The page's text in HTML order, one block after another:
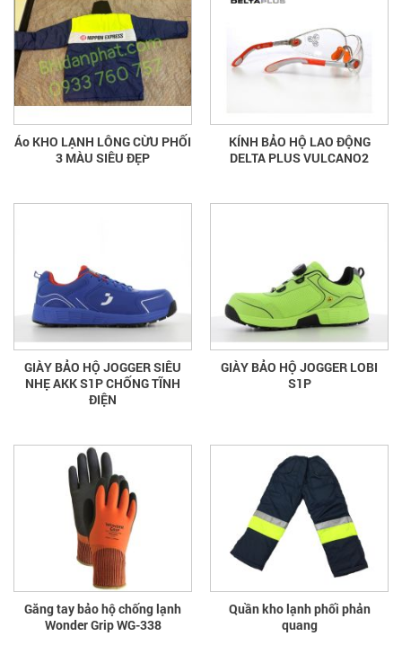
Áo KHO LẠNH LÔNG CỪU PHỐI
3 MÀU SIÊU ĐẸP
KÍNH BẢO HỘ LAO ĐỘNG
DELTA PLUS VULCANO2
GIÀY BẢO HỘ JOGGER SIÊU
NHẸ AKK S1P CHỐNG TĨNH
ĐIỆN
GIÀY BẢO HỘ JOGGER LOBI
S1P
Găng tay bảo hộ chống lạnh
Wonder Grip WG-338
Quần kho lạnh phối phản
quang